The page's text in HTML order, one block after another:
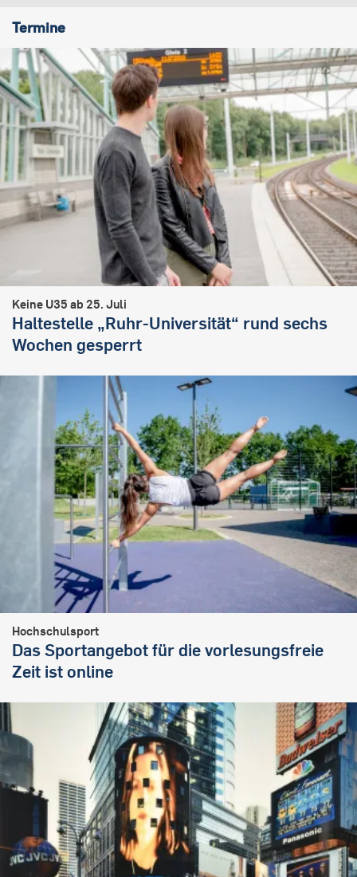
Termine
Keine U35 ab 25. Juli
Haltestelle „Ruhr-Universität“ rund sechs
Wochen gesperrt
Hochschulsport
Das Sportangebot für die vorlesungsfreie
Zeit ist online